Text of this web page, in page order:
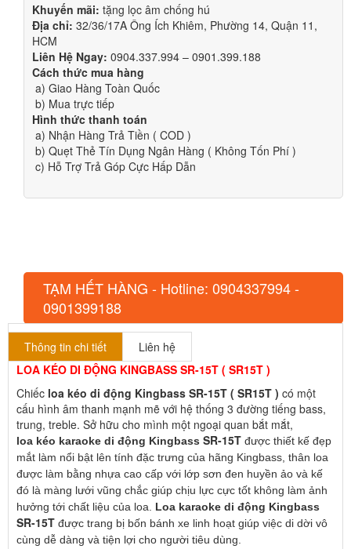
Khuyến mãi: tặng lọc âm chống hú
Địa chỉ: 32/36/17A Ông Ích Khiêm, Phường 14, Quận 11,
HCM
Liên Hệ Ngay: 0904.337.994 – 0901.399.188
Cách thức mua hàng
a) Giao Hàng Toàn Quốc
b) Mua trực tiếp
Hình thức thanh toán
a) Nhận Hàng Trả Tiền ( COD )
b) Quẹt Thẻ Tín Dụng Ngân Hàng ( Không Tốn Phí )
c) Hỗ Trợ Trả Góp Cực Hấp Dẫn
TẠM HẾT HÀNG - Hotline: 0904337994 -
0901399188
Thông tin chi tiết
Liên hệ
LOA KÉO DI ĐỘNG KINGBASS SR-15T ( SR15T )
Chiếc loa kéo di động Kingbass SR-15T ( SR15T ) có một
cấu hình âm thanh mạnh mẽ với hệ thống 3 đường tiếng bass,
trung, treble. Sở hữu cho mình một ngoại quan bắt mắt,
loa kéo karaoke di động Kingbass SR-15T được thiết kế đẹp
mắt làm nổi bật lên tính đặc trưng của hãng Kingbass, thân loa
được làm bằng nhựa cao cấp với lớp sơn đen huyền ảo và kế
đó là màng lưới vũng chắc giúp chịu lực cực tốt không làm ảnh
hưởng tới chất liệu của loa. Loa karaoke di động Kingbass
SR-15T được trang bị bốn bánh xe linh hoạt giúp việc di dời vô
cùng dễ dàng và tiện lợi cho người tiêu dùng.